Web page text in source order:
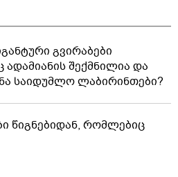
გვირაბები
ადამიანის შექმნილია და
საიდუმლო ლაბირინთები?
წიგნებიდან, რომლებიც